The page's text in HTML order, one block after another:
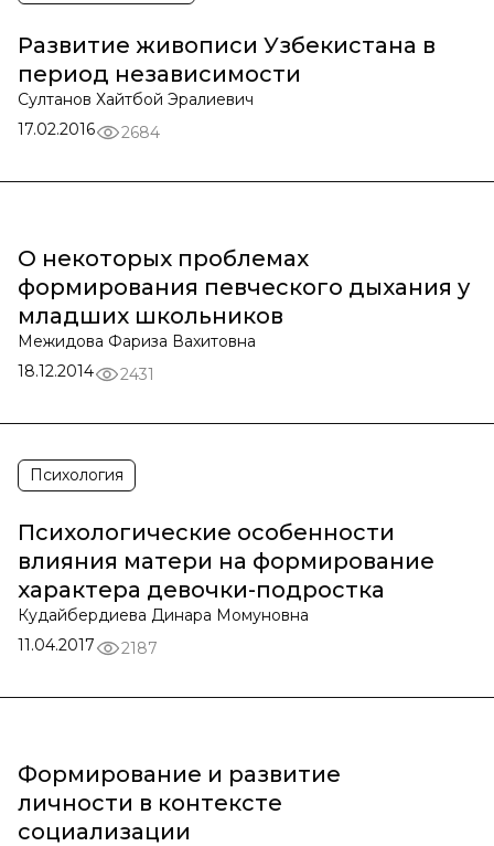
Развитие живописи Узбекистана в
период независимости
Султанов Хайтбой Эралиевич
17.02.2016
2684
О некоторых проблемах
формирования певческого дыхания у
младших школьников
Межидова Фариза Вахитовна
18.12.2014
2431
Психология
Психологические особенности
влияния матери на формирование
характера девочки-подростка
Кудайбердиева Динара Момуновна
11.04.2017
2187
Формирование и развитие
личности в контексте
социализации